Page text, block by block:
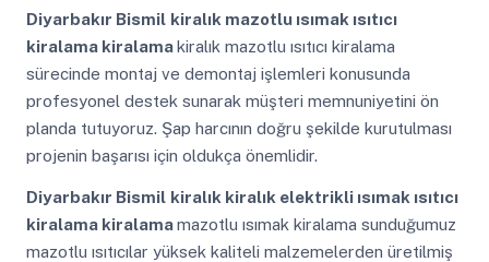
Diyarbakır Bismil kiralık mazotlu ısımak ısıtıcı
kiralama kiralamakiralık mazotlu ısıtıcı kiralama
sürecinde montaj ve demontaj işlemleri konusunda
profesyonel destek sunarak müşteri memnuniyetini ön
planda tutuyoruz. Şap harcının doğru şekilde kurutulması
projenin başarısı için oldukça önemlidir.
Diyarbakır Bismil kiralık kiralık elektrikli ısımak ısıtıcı
kiralama kiralamamazotlu ısımak kiralama sunduğumuz
mazotlu ısıtıcılar yüksek kaliteli malzemelerden üretilmiş